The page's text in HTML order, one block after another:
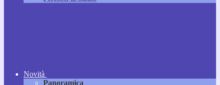
Novità
Panoramica